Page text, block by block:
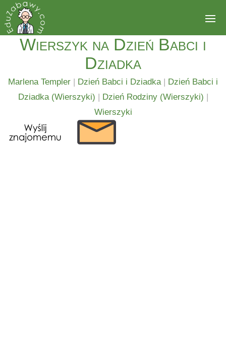
Wierszyk na Dzień Babci i
Dziadka
Marlena Templer | Dzień Babci i Dziadka| Dzień Babci i
Dziadka (Wierszyki) | Dzień Rodziny (Wierszyki) |
Wierszyki